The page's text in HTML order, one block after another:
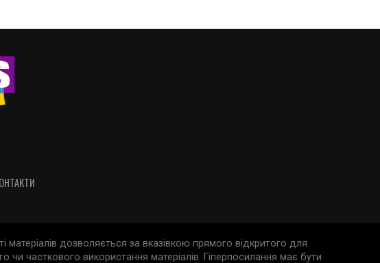
дозволяється за вказівкою прямого відкритого для
часткового використання матеріалів. Гіперпосилання має бути